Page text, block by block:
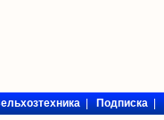
|Подписка|